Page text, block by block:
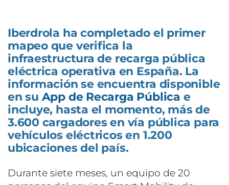
Iberdrola ha completado el primer
mapeo que verifica la
infraestructura de recarga pública
eléctrica operativa en España. La
información se encuentra disponible
en su App de Recarga Pública e
incluye, hasta el momento, más de
3.600 cargadores en vía pública para
vehículos eléctricos en 1.200
ubicaciones del país.
Durante siete meses, un equipo de 20